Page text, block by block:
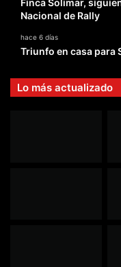
Finca Solimar,
Nacional de Rally
hace 6 días
Triunfo en casa para
Lo más actualizado